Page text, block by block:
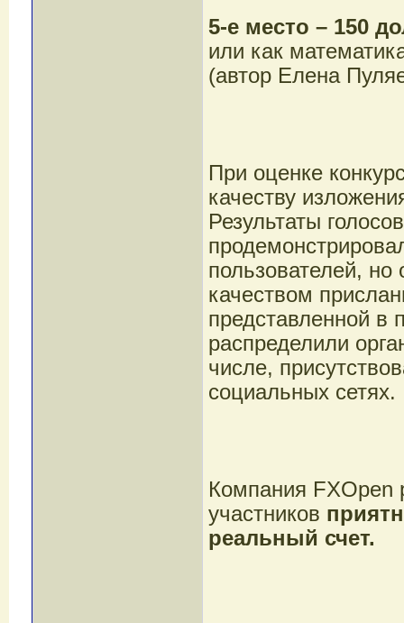
5-е место – 150
или как
(автор Елена
При оценке
качеству
Результаты
пользователей, но
качеством
представленной в
распределили
числе,
социальных сетях.
Компания FXOpen
участников
реальный счет.